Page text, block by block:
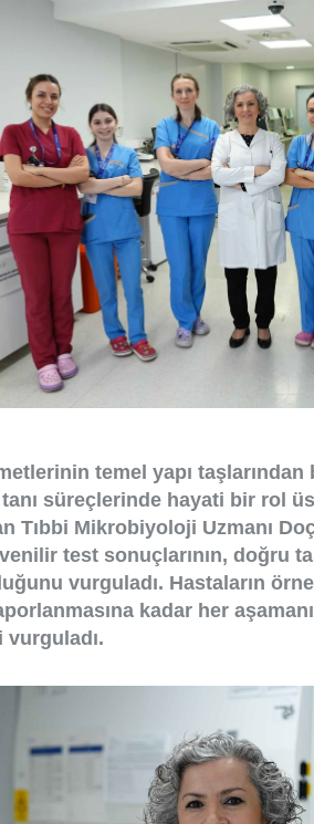
temel yapı
tanı süreçlerinde hayati bir rol
Tıbbi Mikrobiyoloji Uzmanı
test sonuçlarının, doğru
vurguladı. Hastaların
kadar her